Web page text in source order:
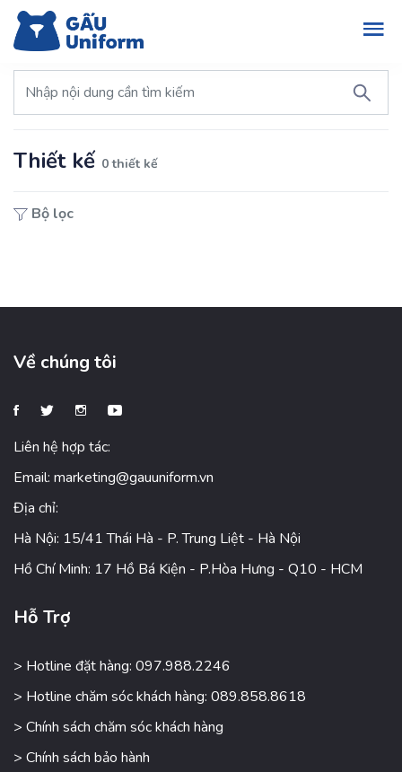
Thiết kế 0 thiết kế
Bộ lọc
Về chúng tôi
Liên hệ hợp tác:
Email: marketing@gauuniform.vn
Địa chỉ:
Hà Nội: 15/41 Thái Hà - P. Trung Liệt - Hà Nội
Hồ Chí Minh: 17 Hồ Bá Kiện - P.Hòa Hưng - Q10 - HCM
Hỗ Trợ
> Hotline đặt hàng: 097.988.2246
> Hotline chăm sóc khách hàng: 089.858.8618
> Chính sách chăm sóc khách hàng
> Chính sách bảo hành